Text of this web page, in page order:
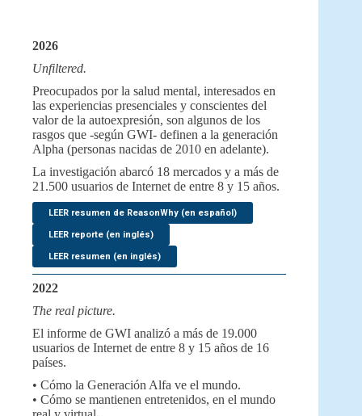
2026
Unfiltered.
Preocupados por la salud mental, interesados en
las experiencias presenciales y conscientes del
valor de la autoexpresión, son algunos de los
rasgos que -según GWI- definen a la generación
Alpha (personas nacidas de 2010 en adelante).
La investigación abarcó 18 mercados y a más de
21.500 usuarios de Internet de entre 8 y 15 años.
LEER resumen de ReasonWhy (en español)
LEER reporte (en inglés)
LEER resumen (en inglés)
2022
The real picture.
El informe de GWI analizó a más de 19.000
usuarios de Internet de entre 8 y 15 años de 16
países.
• Cómo la Generación Alfa ve el mundo.
• Cómo se mantienen entretenidos, en el mundo